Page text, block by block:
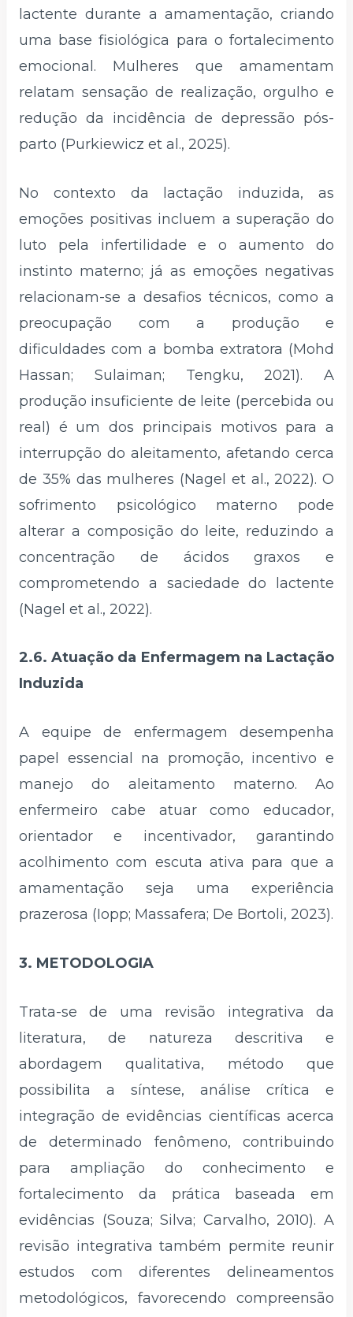
lactente durante a amamentação, criando
uma base fisiológica para o fortalecimento
emocional. Mulheres que amamentam
relatam sensação de realização, orgulho e
redução da incidência de depressão pós-
parto (Purkiewicz et al., 2025).
No contexto da lactação induzida, as
emoções positivas incluem a superação do
luto pela infertilidade e o aumento do
instinto materno; já as emoções negativas
relacionam-se a desafios técnicos, como a
preocupação com a produção e
dificuldades com a bomba extratora (Mohd
Hassan; Sulaiman; Tengku, 2021). A
produção insuficiente de leite (percebida ou
real) é um dos principais motivos para a
interrupção do aleitamento, afetando cerca
de 35% das mulheres (Nagel et al., 2022). O
sofrimento psicológico materno pode
alterar a composição do leite, reduzindo a
concentração de ácidos graxos e
comprometendo a saciedade do lactente
(Nagel et al., 2022).
2.6. Atuação da Enfermagem na Lactação
Induzida
A equipe de enfermagem desempenha
papel essencial na promoção, incentivo e
manejo do aleitamento materno. Ao
enfermeiro cabe atuar como educador,
orientador e incentivador, garantindo
acolhimento com escuta ativa para que a
amamentação seja uma experiência
prazerosa (Iopp; Massafera; De Bortoli, 2023).
3. METODOLOGIA
Trata-se de uma revisão integrativa da
literatura, de natureza descritiva e
abordagem qualitativa, método que
possibilita a síntese, análise crítica e
integração de evidências científicas acerca
de determinado fenômeno, contribuindo
para ampliação do conhecimento e
fortalecimento da prática baseada em
evidências (Souza; Silva; Carvalho, 2010). A
revisão integrativa também permite reunir
estudos com diferentes delineamentos
metodológicos, favorecendo compreensão